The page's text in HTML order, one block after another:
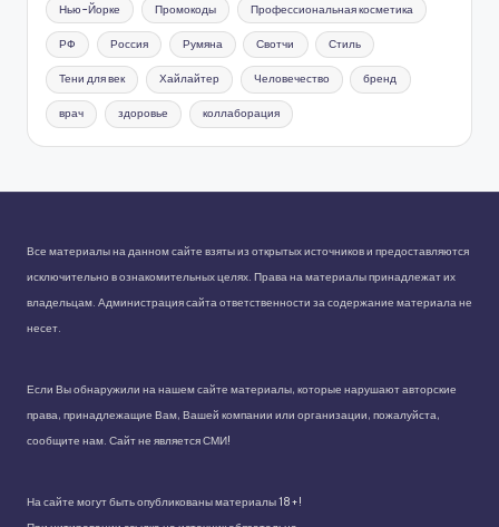
Нью-Йорке Промокоды Профессиональная косметика
РФ Россия Румяна Свотчи Стиль
Тени для век Хайлайтер Человечество бренд
врач здоровье коллаборация
Все материалы на данном сайте взяты из открытых источников и предоставляются
исключительно в ознакомительных целях. Права на материалы принадлежат их
владельцам. Администрация сайта ответственности за содержание материала не
несет.
Если Вы обнаружили на нашем сайте материалы, которые нарушают авторские
права, принадлежащие Вам, Вашей компании или организации, пожалуйста,
сообщите нам. Сайт не является СМИ!
На сайте могут быть опубликованы материалы 18+!